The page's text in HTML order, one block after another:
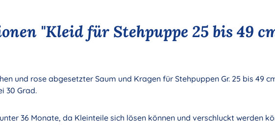
"Kleid für Stehpuppe 25 bis 49
und rose abgesetzter Saum und Kragen für Stehpuppen Gr. 25 bis 49
30 Grad.
36 Monate, da Kleinteile sich lösen können und verschluckt werden